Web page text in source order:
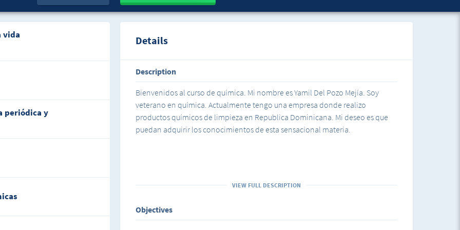
Details
Description
Bienvenidos al curso de química. Mi nombre es Yamil Del Pozo Mejía. Soy
veterano en química. Actualmente tengo una empresa donde realizo
productos químicos de limpieza en Republica Dominicana. Mi deseo es que
puedan adquirir los conocimientos de esta sensacional materia.
VIEW FULL DESCRIPTION
Objectives
vida
periódica y